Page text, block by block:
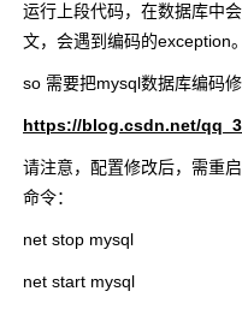
运行上段代码，在数据库中
文，会遇到编码的exception。
so 需要把mysql数据库编码
https://blog.csdn.net/
请注意，配置修改后，需重
命令：
net stop mysql
net start mysql